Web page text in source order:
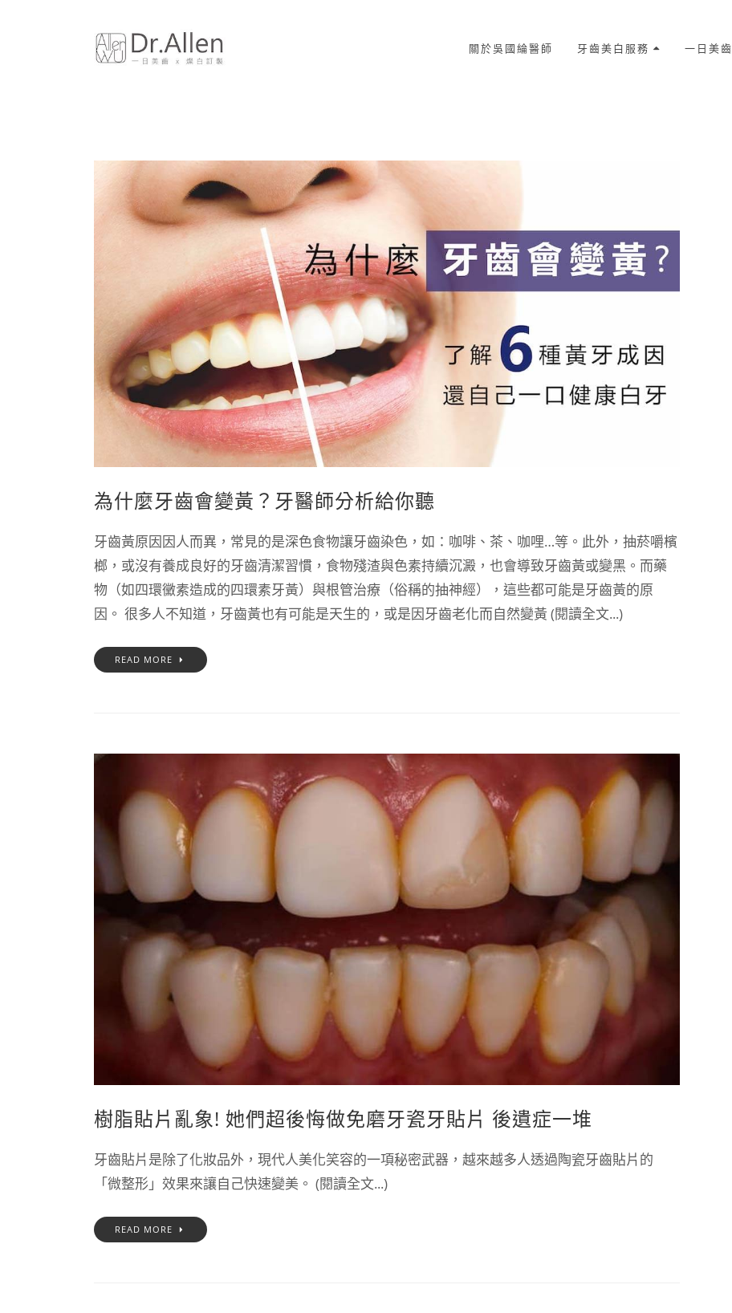
關於吳國綸醫師 牙齒美白服務 一日美齒
為什麼牙齒會變黃？牙醫師分析給你聽
牙齒黃原因因人而異，常見的是深色食物讓牙齒染色，如：咖啡、茶、咖哩…等。此外，抽菸嚼檳
榔，或沒有養成良好的牙齒清潔習慣，食物殘渣與色素持續沉澱，也會導致牙齒黃或變黑。而藥
物（如四環黴素造成的四環素牙黃）與根管治療（俗稱的抽神經），這些都可能是牙齒黃的原
因。 很多人不知道，牙齒黃也有可能是天生的，或是因牙齒老化而自然變黃 (閱讀全文...)
READ MORE
樹脂貼片亂象! 她們超後悔做免磨牙瓷牙貼片 後遺症一堆
牙齒貼片是除了化妝品外，現代人美化笑容的一項秘密武器，越來越多人透過陶瓷牙齒貼片的
「微整形」效果來讓自己快速變美。 (閱讀全文...)
READ MORE